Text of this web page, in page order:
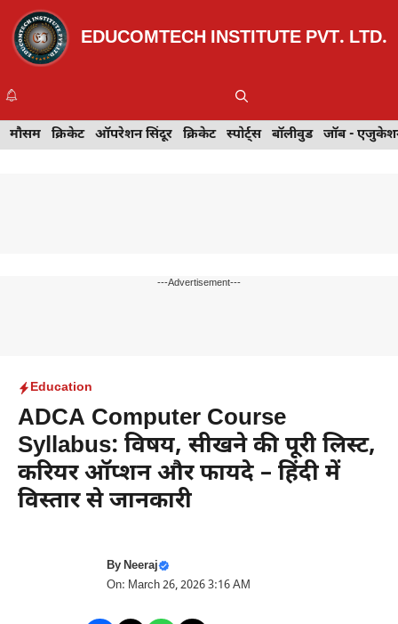
Skip
content
EDUCOMTECH INSTITUTE PVT. LTD.
इवेंट
खेल मेहंदी डिज़ाइन टेक्नोलॉजी ट्रेवल बॉलीवुड जॉब - एजुकेशन
मौसम क्रिकेट ऑपरेशन सिंदूर क्रिकेट स्पोर्ट्स बॉलीवुड जॉब -
---Advertisement---
Education
ADCA Computer Course
Syllabus: विषय, सीखने की पूरी लिस्ट,
करियर ऑप्शन और फायदे – हिंदी में
विस्तार से जानकारी
ByNeeraj
On: March 26, 2026 3:16 AM